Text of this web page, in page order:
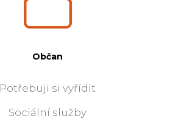
Občan
Potřebuji si vyřídit
Sociální služby